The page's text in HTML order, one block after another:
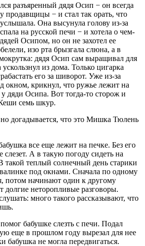
разъяренный дядя Осип − он всегда
продавщицы − и стал так орать, что
Она высунула голову из-за
на русской печи − и хотела о чем-
Осипом, но он не захотел ее
изо рта брызгала слюна, а в
дядя Осип сам выращивал для
из дома. Только цигарка
его за шиворот. Уже из-за
окном, крикнул, что ружье лежит на
дяди Осипа. Вот тогда-то сторож и
семь шкур.
догадывается, что это Мишка Тюлень
все еще лежит на печке. Без его
А в такую погоду сидеть на
такой теплый солнечный день старики
под окнами. Сначала по одному
потом начинают один к другому
долгие неторопливые разговоры.
много такого рассказывают, что
бабушке слезть с печи. Подал
еще в прошлом году вырезал для нее
бабушка не могла передвигаться.